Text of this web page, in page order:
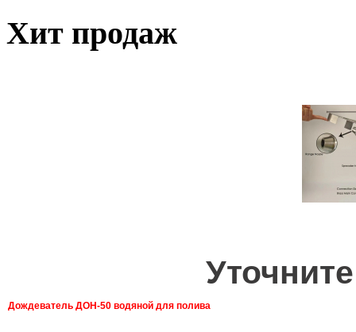
Хит продаж
Дождеватель ДОН-50 водяной для полива